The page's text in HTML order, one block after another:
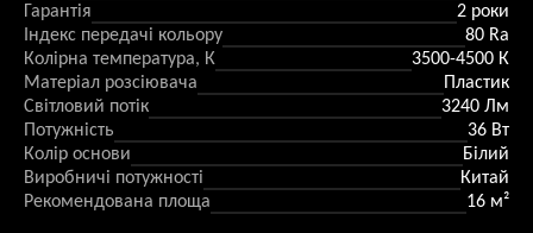
Гарантія
2 роки
Індекс передачі кольору
80 Ra
Колірна температура, К
3500-4500 К
Матеріал розсіювача
Пластик
Світловий потік
3240 Лм
Потужність
36 Вт
Колір основи
Білий
Виробничі потужності
Китай
Рекомендована площа
16 м²